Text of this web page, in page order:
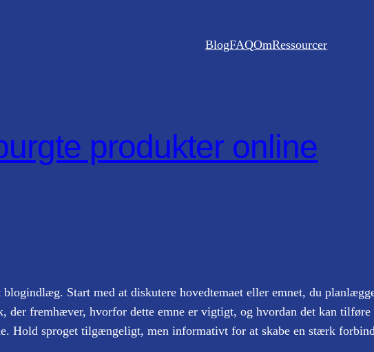
BlogFAQOmRessourcer
produkter online
Start med at diskutere hovedtemaet eller emnet, du
der fremhæver, hvorfor dette emne er vigtigt, og hvordan det kan
Hold sproget tilgængeligt, men informativt for at skabe en stærk